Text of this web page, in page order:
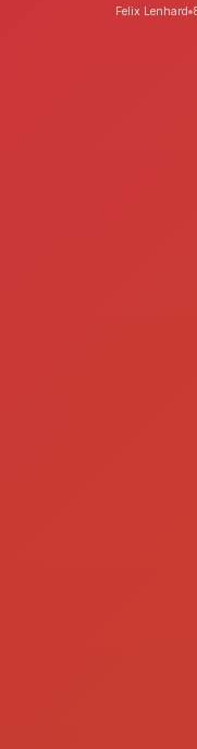
Felix Lenhard